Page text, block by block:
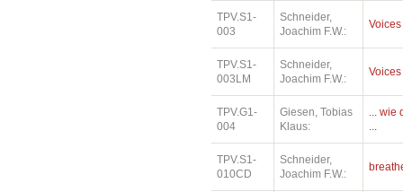
TPV.S1-
003
Schneider,
Joachim F.W.:
Voices
TPV.S1-
003LM
Schneider,
Joachim F.W.:
Voices
TPV.G1-
004
Giesen, Tobias
Klaus:
... wie
...
TPV.S1-
010CD
Schneider,
Joachim F.W.: